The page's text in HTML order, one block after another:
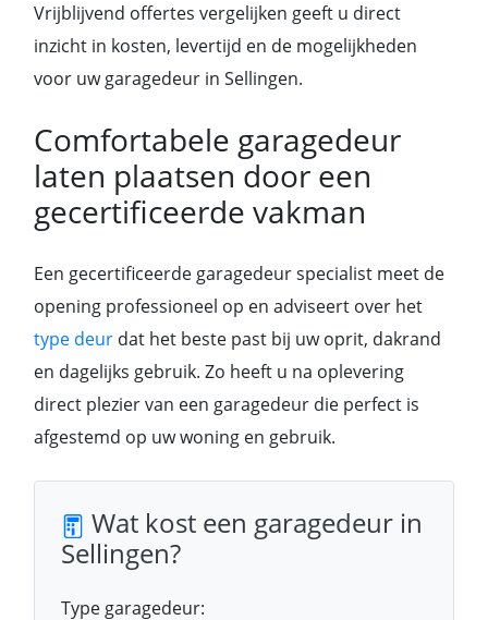
Vrijblijvend offertes vergelijken geeft u direct
inzicht in kosten, levertijd en de mogelijkheden
voor uw garagedeur in Sellingen.
Comfortabele garagedeur
laten plaatsen door een
gecertificeerde vakman
Een gecertificeerde garagedeur specialist meet de
opening professioneel op en adviseert over het
type deur dat het beste past bij uw oprit, dakrand
en dagelijks gebruik. Zo heeft u na oplevering
direct plezier van een garagedeur die perfect is
afgestemd op uw woning en gebruik.
Wat kost een garagedeur in
Sellingen?
Type garagedeur: